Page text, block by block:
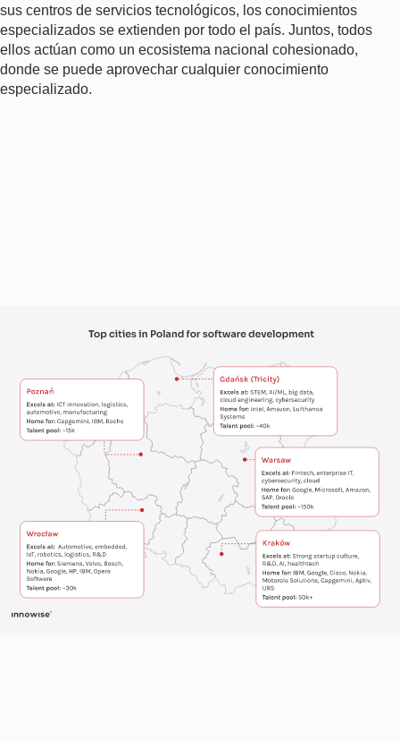
sus centros de servicios tecnológicos, los conocimientos
especializados se extienden por todo el país. Juntos, todos
ellos actúan como un ecosistema nacional cohesionado,
donde se puede aprovechar cualquier conocimiento
especializado.